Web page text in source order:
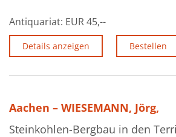
Antiquariat: EUR 45,--
Details anzeigen Bestellen
Aachen – WIESEMANN, Jörg,
Steinkohlen-Bergbau in den